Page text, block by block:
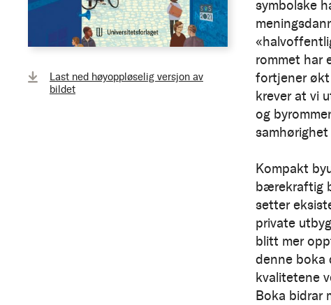
Last ned høyoppløselig versjon av
bildet
symbolske
rommet har
fortjener økt
krever at vi
og
Kompakt
bærekraftig
setter
private
blitt mer
denne boka
kvalitetene
Boka bidrar